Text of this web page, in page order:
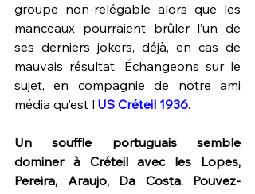
groupe non-relégable alors que les
manceaux pourraient brûler l’un de
ses derniers jokers, déjà, en cas de
mauvais résultat. Échangeons sur le
sujet, en compagnie de notre ami
média qu’est l’US Créteil 1936.
Un souffle portuguais semble
dominer à Créteil avec les Lopes,
Pereira, Araujo, Da Costa. Pouvez-